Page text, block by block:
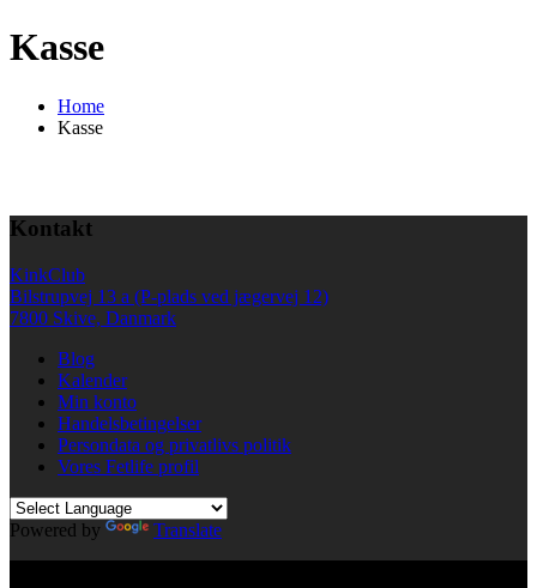
Kasse
Home
Kasse
Kontakt
KinkClub
Bilstrupvej 13 a (P-plads ved jægervej 12)
7800 Skive, Danmark
Blog
Kalender
Min konto
Handelsbetingelser
Persondata og privatlivs politik
Vores Fetlife profil
Powered by
Translate